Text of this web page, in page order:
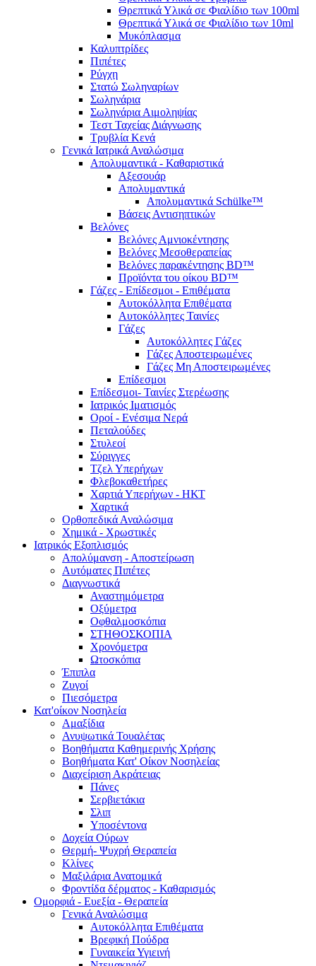
Θρεπτικά Υλικά σε Φιαλίδιο των 100ml
Θρεπτικά Υλικά σε Φιαλίδιο των 10ml
Μυκόπλασμα
Καλυπτρίδες
Πιπέτες
Ρύγχη
Στατώ Σωληναρίων
Σωληνάρια
Σωληνάρια Αιμοληψίας
Τεστ Ταχείας Διάγνωσης
Τρυβλία Κενά
Γενικά Ιατρικά Αναλώσιμα
Απολυμαντικά - Καθαριστικά
Αξεσουάρ
Απολυμαντικά
Απολυμαντικά Schülke™
Βάσεις Αντισηπτικών
Βελόνες
Βελόνες Αμνιοκέντησης
Βελόνες Μεσοθεραπείας
Βελόνες παρακέντησης BD™
Προϊόντα του οίκου BD™
Γάζες - Επίδεσμοι - Επιθέματα
Αυτοκόλλητα Επιθέματα
Αυτοκόλλητες Ταινίες
Γάζες
Αυτοκόλλητες Γάζες
Γάζες Αποστειρωμένες
Γάζες Μη Αποστειρωμένες
Επίδεσμοι
Επίδεσμοι- Ταινίες Στερέωσης
Ιατρικός Ιματισμός
Οροί - Ενέσιμα Νερά
Πεταλούδες
Στυλεοί
Σύριγγες
Τζελ Υπερήχων
Φλεβοκαθετήρες
Χαρτιά Υπερήχων - ΗΚΤ
Χαρτικά
Ορθοπεδικά Αναλώσιμα
Χημικά - Χρωστικές
Ιατρικός Εξοπλισμός
Απολύμανση - Αποστείρωση
Αυτόματες Πιπέτες
Διαγνωστικά
Αναστημόμετρα
Οξύμετρα
Οφθαλμοσκόπια
ΣΤΗΘΟΣΚΟΠΙΑ
Χρονόμετρα
Ωτοσκόπια
Έπιπλα
Ζυγοί
Πιεσόμετρα
Κατ'οίκον Νοσηλεία
Αμαξίδια
Ανυψωτικά Τουαλέτας
Βοηθήματα Καθημερινής Χρήσης
Βοηθήματα Κατ' Οίκον Νοσηλείας
Διαχείριση Ακράτειας
Πάνες
Σερβιετάκια
Σλιπ
Υποσέντονα
Δοχεία Ούρων
Θερμή- Ψυχρή Θεραπεία
Κλίνες
Μαξιλάρια Ανατομικά
Φροντίδα δέρματος - Καθαρισμός
Ομορφιά - Ευεξία - Θεραπεία
Γενικά Αναλώσιμα
Αυτοκόλλητα Επιθέματα
Βρεφική Πούδρα
Γυναικεία Υγιεινή